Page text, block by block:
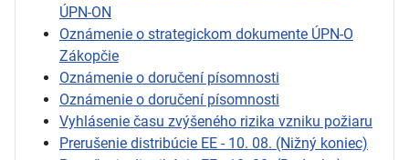
ÚPN-ON
Oznámenie o strategickom dokumente ÚPN-O
Zákopčie
Oznámenie o doručení písomnosti
Oznámenie o doručení písomnosti
Vyhlásenie času zvýšeného rizika vzniku požiaru
Prerušenie distribúcie EE - 10. 08. (Nižný koniec)